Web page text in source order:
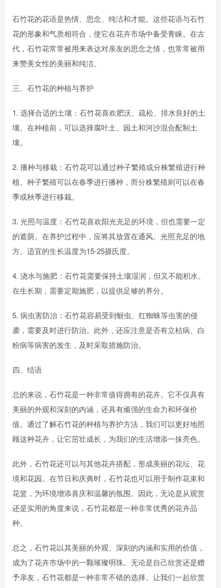
石竹花的花语是热情、思念、纯洁和才能。这些花语与石竹
花的形象和气质相符合，使它在花卉市场中备受青睐。在古
代，石竹花常常被用来表达对亲友的思念之情，也常常被用
来赞美女性的美丽和纯洁。
三、石竹花的种植与养护
1. 选择合适的土壤：石竹花喜欢肥沃、疏松、排水良好的土
壤。在种植前，可以选择腐叶土、园土和河沙混合配制土
壤。
2. 播种与移栽：石竹花可以通过种子繁殖或分株繁殖进行种
植。种子繁殖可以在春季进行播种，而分株繁殖则可以在春
季或秋季进行移栽。
3. 光照与温度：石竹花喜欢阳光充足的环境，但也需要一定
的遮荫。在养护过程中，应将其放置在通风、光照充足的地
方。适宜的生长温度为15-25摄氏度。
4. 浇水与施肥：石竹花需要保持土壤湿润，但又不能积水。
在生长期，需要定期施肥，以提供足够的养分。
5. 病虫害防治：石竹花容易受到蚜虫、红蜘蛛等虫害的侵
袭，需要及时进行防治。此外，还应注意是否有立枯病、白
粉病等病害的发生，及时采取措施防治。
四、结语
总的来说，石竹花是一种非常值得拥有的花卉。它不仅具有
美丽的外观和深刻的内涵，还具有顽强的生命力和环保价
值。通过了解石竹花的种植与养护方法，我们可以更好地照
顾这种花卉，让它茁壮成长，为我们的生活增添一抹亮色。
此外，石竹花还可以与其他花卉搭配，形成美丽的花坛、花
境和花园。在节日和庆典时，石竹花也可以用于制作花束和
花篮，为环境增添喜庆和温馨的氛围。因此，无论是从观赏
还是实用的角度来说，石竹花都是一种非常优秀的花卉品
种。
总之，石竹花以其美丽的外观、深刻的内涵和实用的价值，
成为了花卉市场中的一颗璀璨明珠。无论是自己欣赏还是赠
予亲友，石竹花都是一种非常不错的选择。让我们一起欣赏